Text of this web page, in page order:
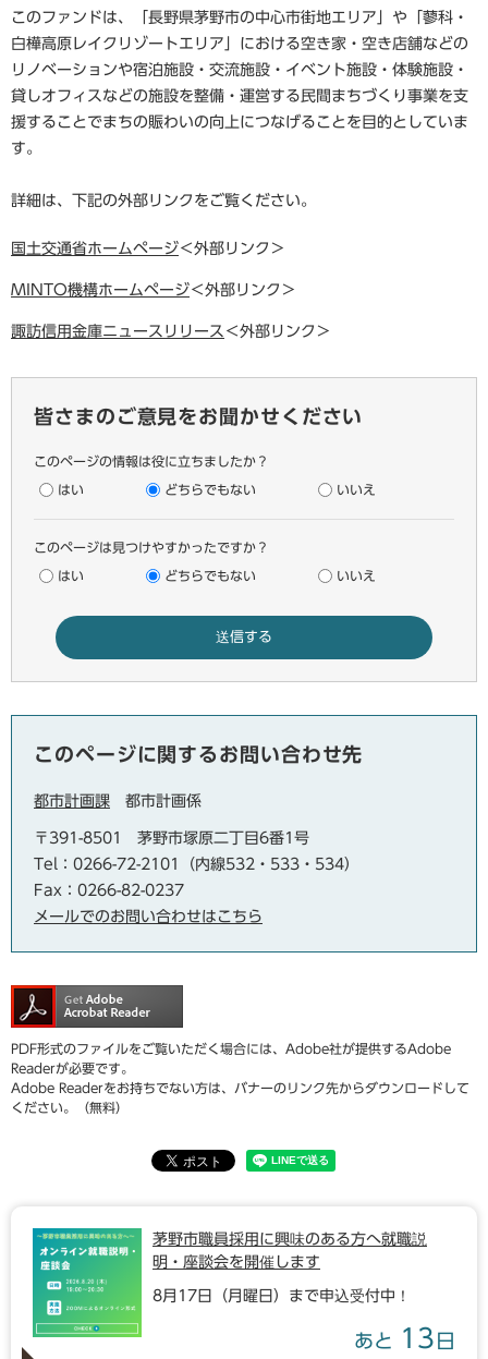
このファンドは、「長野県茅野市の中心市街地エリア」や「蓼科・
白樺高原レイクリゾートエリア」における空き家・空き店舗などの
リノベーションや宿泊施設・交流施設・イベント施設・体験施設・
貸しオフィスなどの施設を整備・運営する民間まちづくり事業を支
援することでまちの賑わいの向上につなげることを目的としていま
す。
詳細は、下記の外部リンクをご覧ください。
国土交通省ホームページ＜外部リンク＞
MINTO機構ホームページ＜外部リンク＞
諏訪信用金庫ニュースリリース ＜外部リンク＞
皆さまのご意見をお聞かせください
このページの情報は役に立ちましたか？
はい どちらでもない いいえ
このページは見つけやすかったですか？
はい どちらでもない いいえ
このページに関するお問い合わせ先
都市計画課 都市計画係
〒391-8501
茅野市塚原二丁目6番1号
Tel：0266-72-2101（内線532・533・534）
Fax：0266-82-0237
メールでのお問い合わせはこちら
PDF形式のファイルをご覧いただく場合には、Adobe社が提供するAdobe
Readerが必要です。
Adobe Readerをお持ちでない方は、バナーのリンク先からダウンロードして
ください。（無料）
茅野市職員採用に興味のある方へ就職説
明・座談会を開催します
8月17日（月曜日）まで申込受付中！
あと 13 日